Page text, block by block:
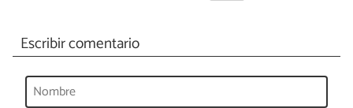
Escribir comentario